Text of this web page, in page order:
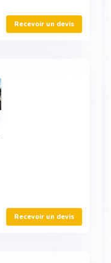
Recevoir un devis
Recevoir un devis